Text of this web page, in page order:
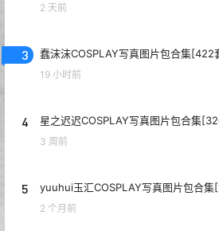
2 天前
3 蠢沫沫COSPLAY写真图片包合集[422
19 小时前
4 星之迟迟COSPLAY写真图片包合集
3 周前
5 yuuhui玉汇COSPLAY写真图片包合集
2 个月前